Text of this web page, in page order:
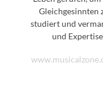
Gleichgesinnten
studiert und
und